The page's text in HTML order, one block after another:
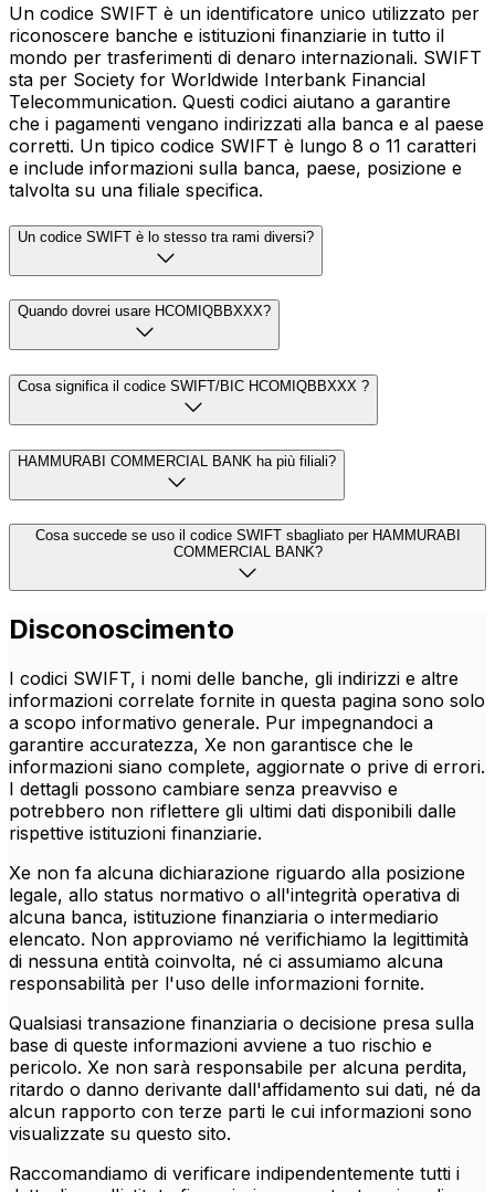
Un codice SWIFT è un identificatore unico utilizzato per
riconoscere banche e istituzioni finanziarie in tutto il
mondo per trasferimenti di denaro internazionali. SWIFT
sta per Society for Worldwide Interbank Financial
Telecommunication. Questi codici aiutano a garantire
che i pagamenti vengano indirizzati alla banca e al paese
corretti. Un tipico codice SWIFT è lungo 8 o 11 caratteri
e include informazioni sulla banca, paese, posizione e
talvolta su una filiale specifica.
Un codice SWIFT è lo stesso tra rami diversi?
Quando dovrei usare HCOMIQBBXXX?
Cosa significa il codice SWIFT/BIC HCOMIQBBXXX ?
HAMMURABI COMMERCIAL BANK ha più filiali?
Cosa succede se uso il codice SWIFT sbagliato per HAMMURABI
COMMERCIAL BANK?
Disconoscimento
I codici SWIFT, i nomi delle banche, gli indirizzi e altre
informazioni correlate fornite in questa pagina sono solo
a scopo informativo generale. Pur impegnandoci a
garantire accuratezza, Xe non garantisce che le
informazioni siano complete, aggiornate o prive di errori.
I dettagli possono cambiare senza preavviso e
potrebbero non riflettere gli ultimi dati disponibili dalle
rispettive istituzioni finanziarie.
Xe non fa alcuna dichiarazione riguardo alla posizione
legale, allo status normativo o all'integrità operativa di
alcuna banca, istituzione finanziaria o intermediario
elencato. Non approviamo né verifichiamo la legittimità
di nessuna entità coinvolta, né ci assumiamo alcuna
responsabilità per l'uso delle informazioni fornite.
Qualsiasi transazione finanziaria o decisione presa sulla
base di queste informazioni avviene a tuo rischio e
pericolo. Xe non sarà responsabile per alcuna perdita,
ritardo o danno derivante dall'affidamento sui dati, né da
alcun rapporto con terze parti le cui informazioni sono
visualizzate su questo sito.
Raccomandiamo di verificare indipendentemente tutti i